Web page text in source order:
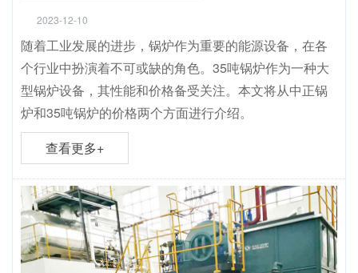
2023-12-10
随着工业发展的进步，锅炉作为重要的能源设备，在各
个行业中扮演着不可或缺的角色。35吨锅炉作为一种大
型锅炉设备，其性能和价格备受关注。本文将从中正锅
炉和35吨锅炉的价格两个方面进行介绍。
查看更多+